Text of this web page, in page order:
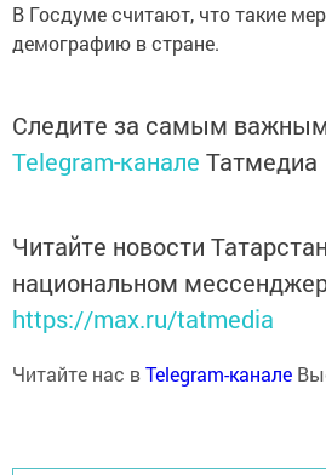
В Госдуме считают, что такие
демографию в стране.
Следите за самым
Telegram-канале Татмедиа
Читайте новости
национальном
https://max.ru/tatmedia
Читайте нас вTelegram-канале